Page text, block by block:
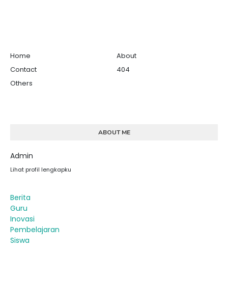
Home
About
Contact
404
Others
ABOUT ME
Admin
Lihat profil lengkapku
Berita
Guru
Inovasi
Pembelajaran
Siswa